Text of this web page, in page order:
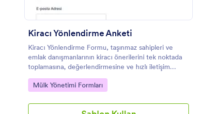
Kiracı Yönlendirme Anketi
Kiracı Yönlendirme Formu, taşınmaz sahipleri ve
emlak danışmanlarının kiracı önerilerini tek noktada
toplamasına, değerlendirmesine ve hızlı iletişim
kurmasına yardımcı olur.
Go to Category:
Mülk Yönetimi Formları